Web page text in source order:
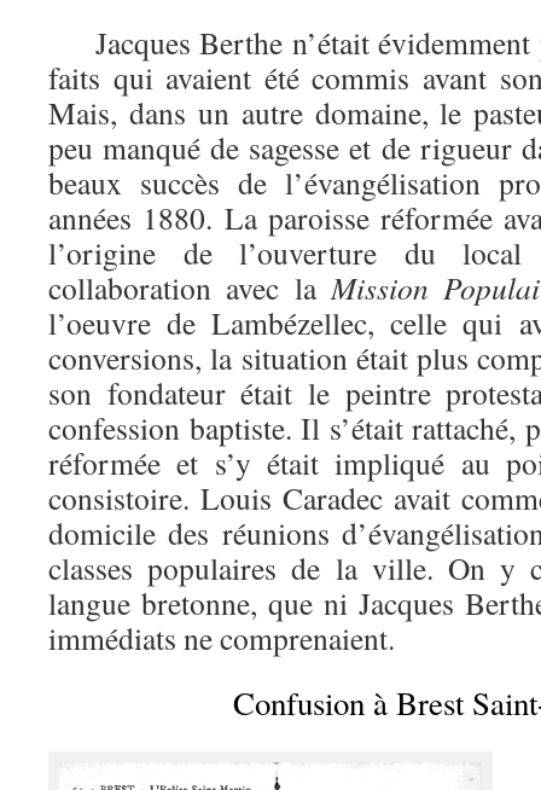
Jacques Berthe n’était évidemment
faits qui avaient été commis avant
Mais, dans un autre domaine, le
peu manqué de sagesse et de rigueur
beaux succès de l’évangélisation
années 1880. La paroisse réformée
l’origine de l’ouverture du local
collaboration avec laMission
l’oeuvre de Lambézellec, celle qui
conversions, la situation était plus
son fondateur était le peintre
confession baptiste. Il s’était rattaché,
réformée et s’y était impliqué au
consistoire. Louis Caradec avait
domicile des réunions
classes populaires de la ville. On y
langue bretonne, que ni Jacques
immédiats ne comprenaient.
Confusion à Brest